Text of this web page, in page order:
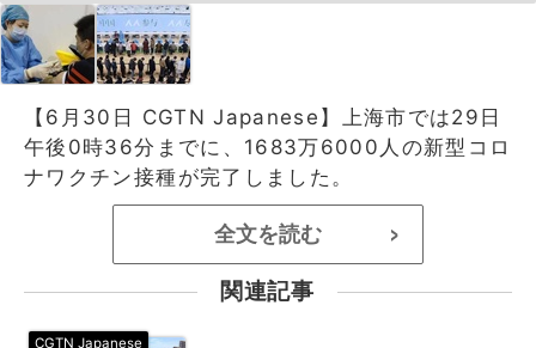
【6月30日 CGTN Japanese】上海市では29日
午後0時36分までに、1683万6000人の新型コロ
ナワクチン接種が完了しました。
全文を読む >
関連記事